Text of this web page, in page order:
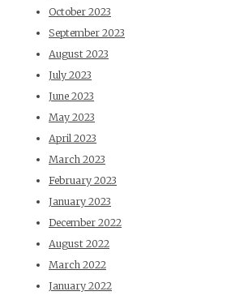
October 2023
September 2023
August 2023
July 2023
June 2023
May 2023
April 2023
March 2023
February 2023
January 2023
December 2022
August 2022
March 2022
January 2022